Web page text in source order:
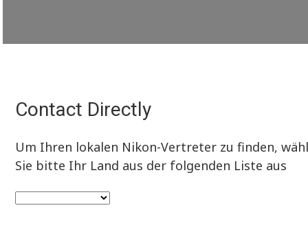
Contact Directly
Um Ihren lokalen Nikon-Vertreter zu finden,
Sie bitte Ihr Land aus der folgenden Liste aus